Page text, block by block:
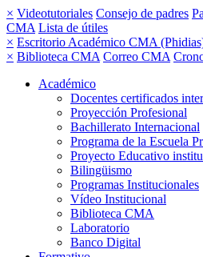
× Videotutoriales Consejo de padres
CMA Lista de útiles
× Escritorio Académico CMA
× Biblioteca CMA Correo CMA
Académico
Docentes certificados
Proyección Profesional
Bachillerato Internacional
Programa de la Escuela
Proyecto Educativo
Bilingüismo
Programas Institucionales
Vídeo Institucional
Biblioteca CMA
Laboratorio
Banco Digital